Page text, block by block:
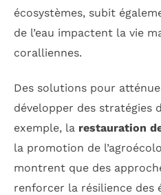
écosystèmes, subit
de l’eau impactent la vie
coralliennes.
Des solutions pour
développer des stratégies
exemple, la restauration
la promotion de
montrent que des
renforcer la résilience des